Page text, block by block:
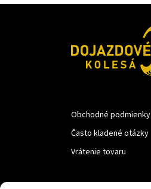
Obchodné podmienky
Často kladené otázky
Vrátenie tovaru